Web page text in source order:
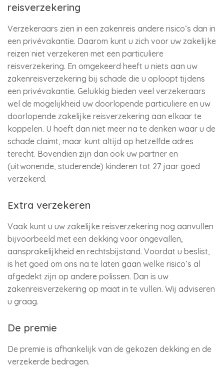
reisverzekering
Verzekeraars zien in een zakenreis andere risico’s dan in
een privévakantie. Daarom kunt u zich voor uw zakelijke
reizen niet verzekeren met een particuliere
reisverzekering. En omgekeerd heeft u niets aan uw
zakenreisverzekering bij schade die u oploopt tijdens
een privévakantie. Gelukkig bieden veel verzekeraars
wel de mogelijkheid uw doorlopende particuliere en uw
doorlopende zakelijke reisverzekering aan elkaar te
koppelen. U hoeft dan niet meer na te denken waar u de
schade claimt, maar kunt altijd op hetzelfde adres
terecht. Bovendien zijn dan ook uw partner en
(uitwonende, studerende) kinderen tot 27 jaar goed
verzekerd.
Extra verzekeren
Vaak kunt u uw zakelijke reisverzekering nog aanvullen
bijvoorbeeld met een dekking voor ongevallen,
aansprakelijkheid en rechtsbijstand. Voordat u beslist,
is het goed om ons na te laten gaan welke risico’s al
afgedekt zijn op andere polissen. Dan is uw
zakenreisverzekering op maat in te vullen. Wij adviseren
u graag.
De premie
De premie is afhankelijk van de gekozen dekking en de
verzekerde bedragen.